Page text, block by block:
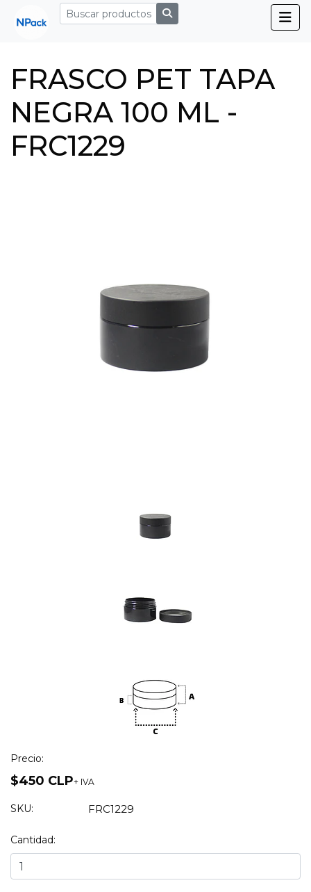
FRASCO PET TAPA
NEGRA 100 ML -
FRC1229
Precio:
$450 CLP+ IVA
SKU: FRC1229
Cantidad: